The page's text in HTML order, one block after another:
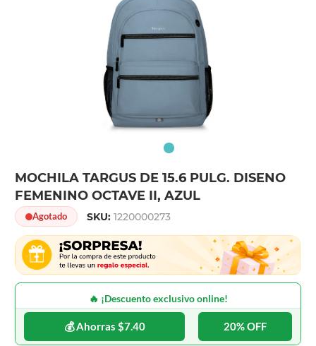
MOCHILA TARGUS DE 15.6 PULG. DISENO
FEMENINO OCTAVE II, AZUL
Agotado SKU:1220000273
🔥 ¡Descuento exclusivo online!
💰 Ahorras $7.40 20% OFF